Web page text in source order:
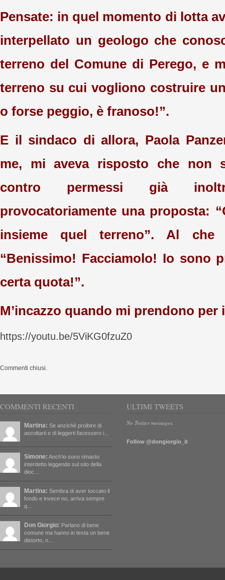
Pensate: in quel momento di lotta
interpellato un geologo che
terreno del Comune di Perego, e
terreno su cui vogliono costruire
o forse peggio, è franoso!”.
E il sindaco di allora, Paola
me, mi aveva risposto che non
contro permessi già
provocatoriamente una proposta:
insieme quel terreno”. Al che
“Benissimo! Facciamolo! Io sono
certa quota!”.
M’incazzo quando mi prendono per
https://youtu.be/5ViKG0fzuZ0
Commenti chiusi.
COMMENTI RECENTI
Martina: Se anziché proibire di
ascoltarti e di leggerti facessero i…
Simone: Anch'io sono rimasto
interdetto leggendo sul sito della
dioc…
Martina: Sembra di aver toccato il
fondo e invece no, arriva sempre
q…
Don Giorgio: Parlano di bene
comune ma hanno in testa un bene
distorto, n…
ULTIMI TWEETS
No Twitter messages.
Follow @dongiorgio_it